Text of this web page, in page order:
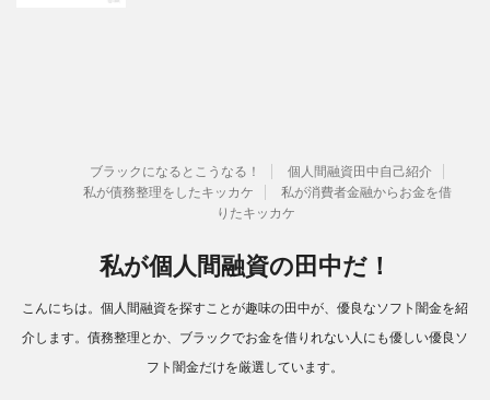
ブラックになるとこうなる！
個人間融資田中自己紹介
私が債務整理をしたキッカケ
私が消費者金融からお金を借
りたキッカケ
私が個人間融資の田中だ！
こんにちは。個人間融資を探すことが趣味の田中が、優良なソフト闇金を紹
介します。債務整理とか、ブラックでお金を借りれない人にも優しい優良ソ
フト闇金だけを厳選しています。